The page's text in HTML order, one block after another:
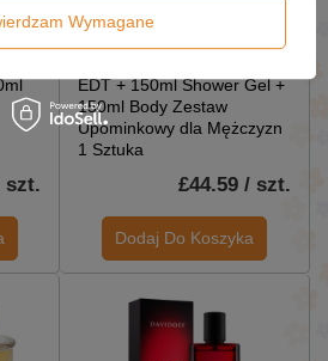
szt.
EDT + 150ml Shower Gel +
150ml Body Zestaw
Upominkowy dla Mężczyzn
1 Sztuka
£44.59 / szt.
Dodaj Do Koszyka
Wymagane